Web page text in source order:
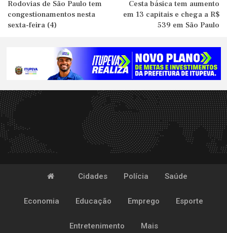
Rodovias de São Paulo tem
congestionamentos nesta
sexta-feira (4)
Cesta básica tem aumento
em 13 capitais e chega a R$
539 em São Paulo
Cidades Polícia Saúde
Economia Educação Emprego Esporte
Entretenimento Mais